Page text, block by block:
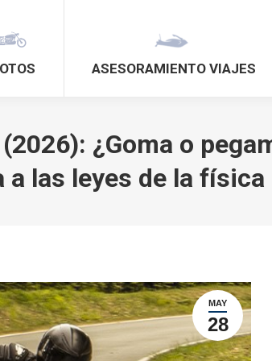
ASESORAMIENTO VIAJES
¿Goma o
a las leyes de la física
MAY
28